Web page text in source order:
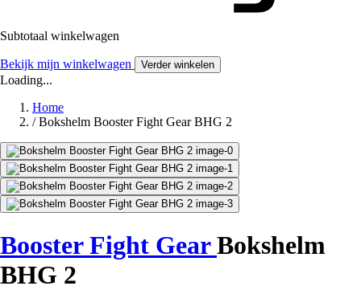
Subtotaal winkelwagen
Bekijk mijn winkelwagen Verder winkelen
Loading...
Home
/ Bokshelm Booster Fight Gear BHG 2
Booster Fight GearBokshelm
BHG 2